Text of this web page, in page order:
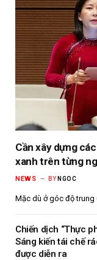
Cần xây dựng
xanh trên từng
NEWS BY NGOC
Mặc dù ở góc độ trung
Chiến dịch “Thực
Sáng kiến tái chế
được diễn ra